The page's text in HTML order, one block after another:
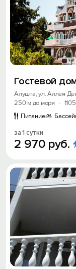
Гостевой
Алушта, ул. Аллея
250 м до моря
·
Питание
за 1 сутки
2 970 руб.